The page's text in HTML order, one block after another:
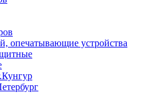
опечатывающие устройства